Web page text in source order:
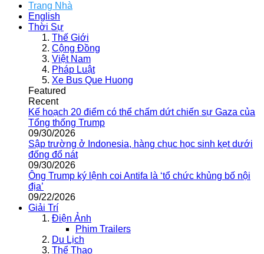
Trang Nhà
English
Thời Sự
Thế Giới
Cộng Đồng
Việt Nam
Pháp Luật
Xe Bus Que Huong
Featured
Recent
Kế hoạch 20 điểm có thể chấm dứt chiến sự Gaza của
Tổng thống Trump
09/30/2026
Sập trường ở Indonesia, hàng chục học sinh kẹt dưới
đống đổ nát
09/30/2026
Ông Trump ký lệnh coi Antifa là ‘tổ chức khủng bố nội
địa’
09/22/2026
Giải Trí
Điện Ảnh
Phim Trailers
Du Lịch
Thể Thao